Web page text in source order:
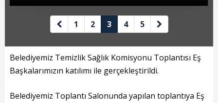
Sicil Kodu ile Tahsilat
Sicil Arama
Şikayet Bildirim Formu
1 2 3 4 5
Belediyemiz Temizlik Sağlık Komisyonu Toplantısı Eş
Başkalarımızın katılımı ile gerçekleştirildi.
Belediyemiz Toplantı Salonunda yapılan toplantıya Eş